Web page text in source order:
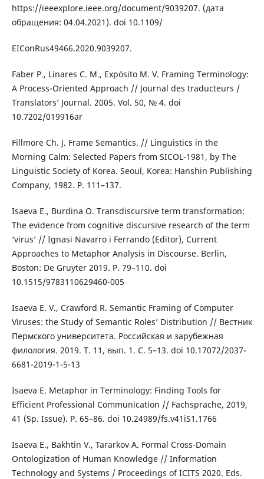
https://ieeexplore.ieee.org/document/9039207. (дата
обращения: 04.04.2021). doi 10.1109/
EIConRus49466.2020.9039207.
Faber P., Linares C. M., Expósito M. V. Framing Terminology:
A Process-Oriented Approach // Journal des traducteurs /
Translators’ Journal. 2005. Vol. 50, № 4. doi
10.7202/019916ar
Fillmore Ch. J. Frame Semantics. // Linguistics in the
Morning Calm: Selected Papers from SICOL-1981, by The
Linguistic Society of Korea. Seoul, Korea: Hanshin Publishing
Company, 1982. P. 111–137.
Isaeva E., Burdina O. Transdiscursive term transformation:
The evidence from cognitive discursive research of the term
‘virus’ // Ignasi Navarro i Ferrando (Editor), Current
Approaches to Metaphor Analysis in Discourse. Berlin,
Boston: De Gruyter 2019. P. 79–110. doi
10.1515/9783110629460-005
Isaeva E. V., Crawford R. Semantic Framing of Computer
Viruses: the Study of Semantic Roles’ Distribution // Вестник
Пермского университета. Российская и зарубежная
филология. 2019. Т. 11, вып. 1. С. 5–13. doi 10.17072/2037-
6681-2019-1-5-13
Isaeva E. Metaphor in Terminology: Finding Tools for
Efficient Professional Communication // Fachsprache, 2019,
41 (Sp. Issue). P. 65–86. doi 10.24989/fs.v41iS1.1766
Isaeva E., Bakhtin V., Tararkov A. Formal Cross-Domain
Ontologization of Human Knowledge // Information
Technology and Systems / Proceedings of ICITS 2020. Eds.